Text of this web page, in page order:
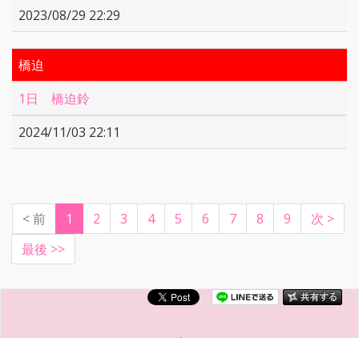
2023/08/29 22:29
橋迫
1日 橋迫鈴
2024/11/03 22:11
< 前 1 (current)
2 3 4 5 6 7 8 9
次 >
最後 >>